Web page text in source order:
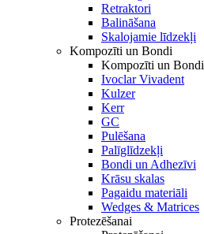
Retraktori
Balināšana
Skalojamie līdzekļi
Kompozīti un Bondi
Kompozīti un Bondi
Ivoclar Vivadent
Kulzer
Kerr
GC
Pulēšana
Palīglīdzekļi
Bondi un Adhezīvi
Krāsu skalas
Pagaidu materiāli
Wedges & Matrices
Protezēšanai